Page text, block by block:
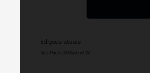
Edições atuais
São Paulo '26 Madrid '26